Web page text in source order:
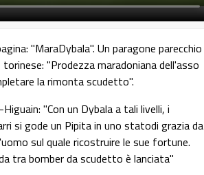
"MaraDybala". Un paragone parecchio
"Prodezza maradoniana dell'asso
la rimonta scudetto".
"Con un Dybala a tali livelli, i
si gode un Pipita in uno statodi grazia da
sul quale ricostruire le sue fortune.
tra bomber da scudetto è lanciata"